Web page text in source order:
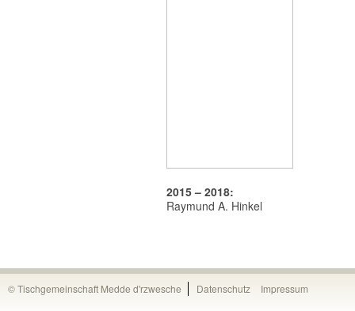
2015 – 2018:
Raymund A. Hinkel
© Tischgemeinschaft Medde d'rzwesche Datenschutz Impressum